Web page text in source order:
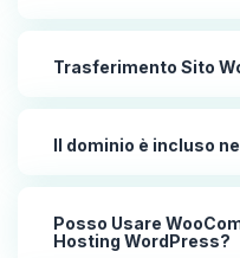
Trasferimento Sito
Il dominio è incluso
Posso Usare
Hosting WordPress?